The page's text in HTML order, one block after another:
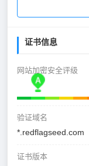
证书信息
网站加密安全评级
验证域名
*.redflagseed.com
证书版本